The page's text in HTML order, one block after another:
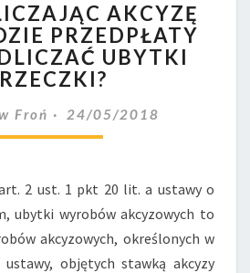
ROZLICZAJĄC
AKCYZĘ
NA
ZASADZIE
MOGĘ
ODLICZAĆ
AKCYZĘ
PRZEDPŁATY
UBYTKI
Froń 24/05/2018
2 ust. 1 pkt 20 lit. a ustawy o
ubytki wyrobów akcyzowych to
akcyzowych, określonych w
objętych stawką akcyzy